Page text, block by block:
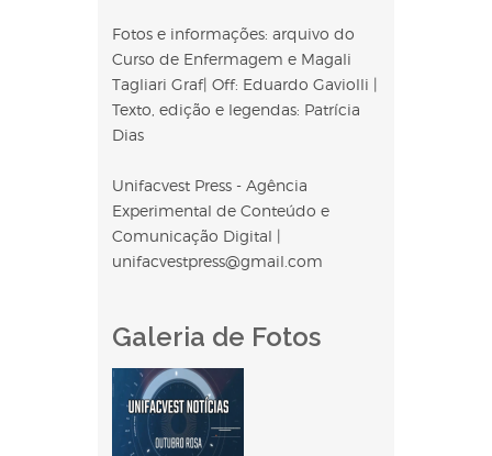
Fotos e informações: arquivo do
Curso de Enfermagem e Magali
Tagliari Graf| Off: Eduardo Gaviolli |
Texto, edição e legendas: Patrícia
Dias
Unifacvest Press - Agência
Experimental de Conteúdo e
Comunicação Digital |
unifacvestpress@gmail.com
Galeria de Fotos